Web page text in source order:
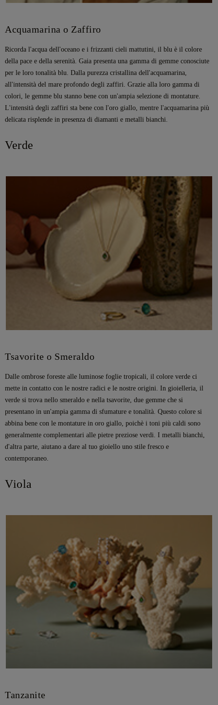
Acquamarina o Zaffiro
Ricorda l'acqua dell'oceano e i frizzanti cieli mattutini, il blu è il colore
della pace e della serenità. Gaia presenta una gamma di gemme conosciute
per le loro tonalità blu. Dalla purezza cristallina dell'acquamarina,
all'intensità del mare profondo degli zaffiri. Grazie alla loro gamma di
colori, le gemme blu stanno bene con un'ampia selezione di montature.
L'intensità degli zaffiri sta bene con l'oro giallo, mentre l'acquamarina più
delicata risplende in presenza di diamanti e metalli bianchi.
Verde
Tsavorite o Smeraldo
Dalle ombrose foreste alle luminose foglie tropicali, il colore verde ci
mette in contatto con le nostre radici e le nostre origini. In gioielleria, il
verde si trova nello smeraldo e nella tsavorite, due gemme che si
presentano in un'ampia gamma di sfumature e tonalità. Questo colore si
abbina bene con le montature in oro giallo, poichè i toni più caldi sono
generalmente complementari alle pietre preziose verdi. I metalli bianchi,
d'altra parte, aiutano a dare al tuo gioiello uno stile fresco e
contemporaneo.
Viola
Tanzanite